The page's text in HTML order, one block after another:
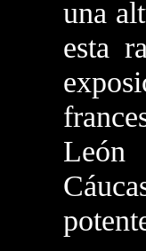
una
esta
León